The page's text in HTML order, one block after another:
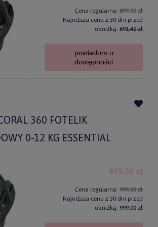
Cena regularna: 899,00 zł
Najniższa cena z 30 dni przed
obniżką: 691,42 zł
powiadom o
dostępności
360 FOTELIK
0-12 KG ESSENTIAL
899,00 zł
Cena regularna: 999,00 zł
Najniższa cena z 30 dni przed
obniżką: 999,00 zł